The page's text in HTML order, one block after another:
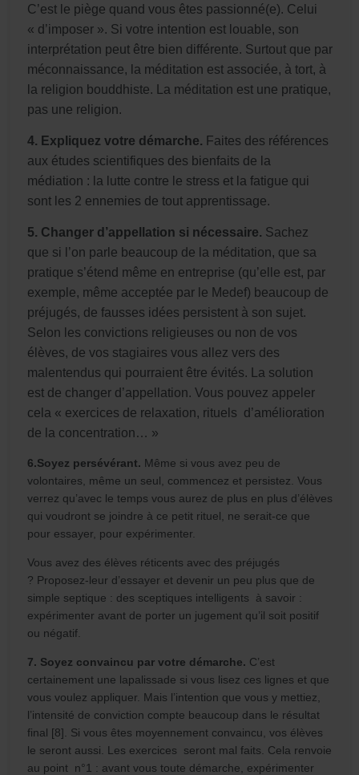
C’est le piège quand vous êtes passionné(e). Celui
« d’imposer ». Si votre intention est louable, son
interprétation peut être bien différente. Surtout que par
méconnaissance, la méditation est associée, à tort, à
la religion bouddhiste. La méditation est une pratique,
pas une religion.
4. Expliquez votre démarche. Faites des références
aux études scientifiques des bienfaits de la
médiation : la lutte contre le stress et la fatigue qui
sont les 2 ennemies de tout apprentissage.
5. Changer d’appellation si nécessaire. Sachez
que si l’on parle beaucoup de la méditation, que sa
pratique s’étend même en entreprise (qu’elle est, par
exemple, même acceptée par le Medef) beaucoup de
préjugés, de fausses idées persistent à son sujet.
Selon les convictions religieuses ou non de vos
élèves, de vos stagiaires vous allez vers des
malentendus qui pourraient être évités. La solution
est de changer d’appellation. Vous pouvez appeler
cela « exercices de relaxation, rituels d’amélioration
de la concentration… »
6.Soyez persévérant. Même si vous avez peu de
volontaires, même un seul, commencez et persistez. Vous
verrez qu’avec le temps vous aurez de plus en plus d’élèves
qui voudront se joindre à ce petit rituel, ne serait-ce que
pour essayer, pour expérimenter.
Vous avez des élèves réticents avec des préjugés
? Proposez-leur d’essayer et devenir un peu plus que de
simple septique : des sceptiques intelligents à savoir :
expérimenter avant de porter un jugement qu’il soit positif
ou négatif.
7. Soyez convaincu par votre démarche. C’est
certainement une lapalissade si vous lisez ces lignes et que
vous voulez appliquer. Mais l’intention que vous y mettiez,
l’intensité de conviction compte beaucoup dans le résultat
final [8]. Si vous êtes moyennement convaincu, vos élèves
le seront aussi. Les exercices seront mal faits. Cela renvoie
au point n°1 : avant vous toute démarche, expérimenter